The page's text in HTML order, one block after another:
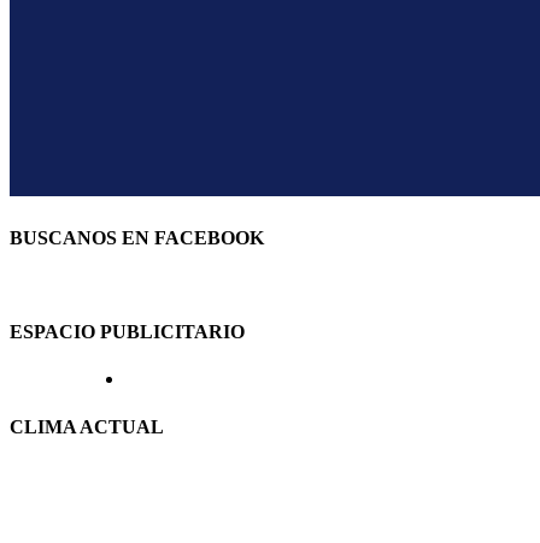
BUSCANOS EN FACEBOOK
ESPACIO PUBLICITARIO
CLIMA ACTUAL